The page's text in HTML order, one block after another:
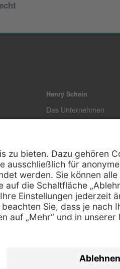
Henry Schein
Das Unternehmen